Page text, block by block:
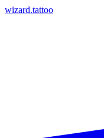
wizard.tattoo